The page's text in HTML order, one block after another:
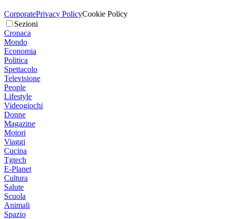
CorporatePrivacy PolicyCookie Policy
Sezioni
Cronaca
Mondo
Economia
Politica
Spettacolo
Televisione
People
Lifestyle
Videogiochi
Donne
Magazine
Motori
Viaggi
Cucina
Tgtech
E-Planet
Cultura
Salute
Scuola
Animali
Spazio